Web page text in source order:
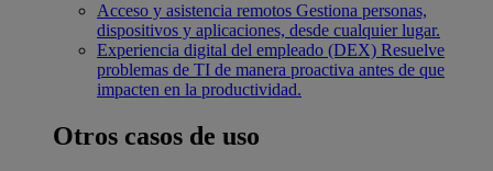
Acceso y asistencia remotos Gestiona personas,
dispositivos y aplicaciones, desde cualquier lugar.
Experiencia digital del empleado (DEX) Resuelve
problemas de TI de manera proactiva antes de que
impacten en la productividad.
Otros casos de uso